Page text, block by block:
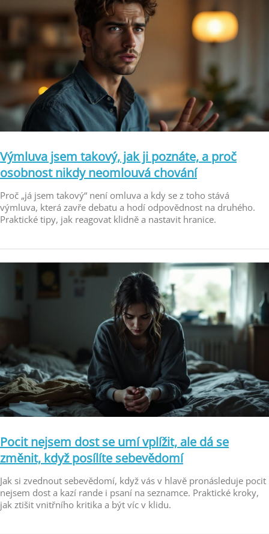
Výmluva jsem takový, jak ji poznáte, a proč
osobnost nikdy neomlouvá chování
Proč „já jsem takový“ není omluva a kdy se z toho stává
výmluva, která zavře debatu a hodí odpovědnost na druhého.
Praktické tipy, jak reagovat klidně a nastavit hranice.
Pocit nejsem dost se umí vplížit, ale dá se
změnit, když posílíte sebevědomí
Jak si zvednout sebevědomí, když vás v hlavě pronásleduje pocit
nejsem dost a kazí rande i psaní na seznamce. Praktické kroky,
jak ztišit vnitřního kritika a být víc v klidu.